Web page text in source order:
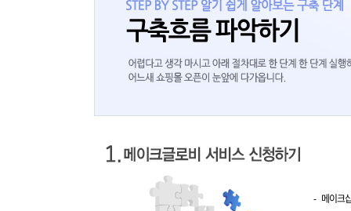
- 메이크